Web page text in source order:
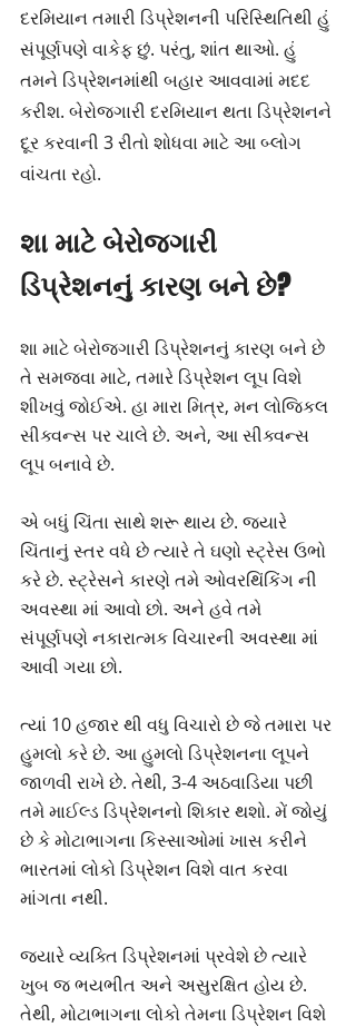
દરમિયાન તમારી ડિપ્રેશનની પરિસ્થિતિથી હું
સંપૂર્ણપણે વાકેફ છું. પરંતુ, શાંત થાઓ. હું
તમને ડિપ્રેશનમાંથી બહાર આવવામાં મદદ
કરીશ. બેરોજગારી દરમિયાન થતા ડિપ્રેશનને
દૂર કરવાની 3 રીતો શોધવા માટે આ બ્લોગ
વાંચતા રહો.
શા માટે બેરોજગારી
ડિપ્રેશનનું કારણ બને છે?
શા માટે બેરોજગારી ડિપ્રેશનનું કારણ બને છે
તે સમજવા માટે, તમારે ડિપ્રેશન લૂપ વિશે
શીખવું જોઈએ. હા મારા મિત્ર, મન લોજિકલ
સીક્વન્સ પર ચાલે છે. અને, આ સીક્વન્સ
લૂપ બનાવે છે.
એ બધું ચિંતા સાથે શરૂ થાય છે. જ્યારે
ચિંતાનું સ્તર વધે છે ત્યારે તે ઘણો સ્ટ્રેસ ઉભો
કરે છે. સ્ટ્રેસને કારણે તમે ઓવરથિંકિંગ ની
અવસ્થા માં આવો છો. અને હવે તમે
સંપૂર્ણપણે નકારાત્મક વિચારની અવસ્થા માં
આવી ગયા છો.
ત્યાં 10 હજાર થી વધુ વિચારો છે જે તમારા પર
હુમલો કરે છે. આ હુમલો ડિપ્રેશનના લૂપને
જાળવી રાખે છે. તેથી, 3-4 અઠવાડિયા પછી
તમે માઈલ્ડ ડિપ્રેશનનો શિકાર થશો. મેં જોયું
છે કે મોટાભાગના કિસ્સાઓમાં ખાસ કરીને
ભારતમાં લોકો ડિપ્રેશન વિશે વાત કરવા
માંગતા નથી.
જ્યારે વ્યક્તિ ડિપ્રેશનમાં પ્રવેશે છે ત્યારે
ખુબ જ ભયભીત અને અસુરક્ષિત હોય છે.
તેથી, મોટાભાગના લોકો તેમના ડિપ્રેશન વિશે